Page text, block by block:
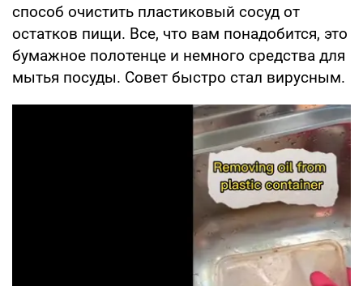
способ очистить пластиковый сосуд от
остатков пищи. Все, что вам понадобится, это
бумажное полотенце и немного средства для
мытья посуды. Совет быстро стал вирусным.